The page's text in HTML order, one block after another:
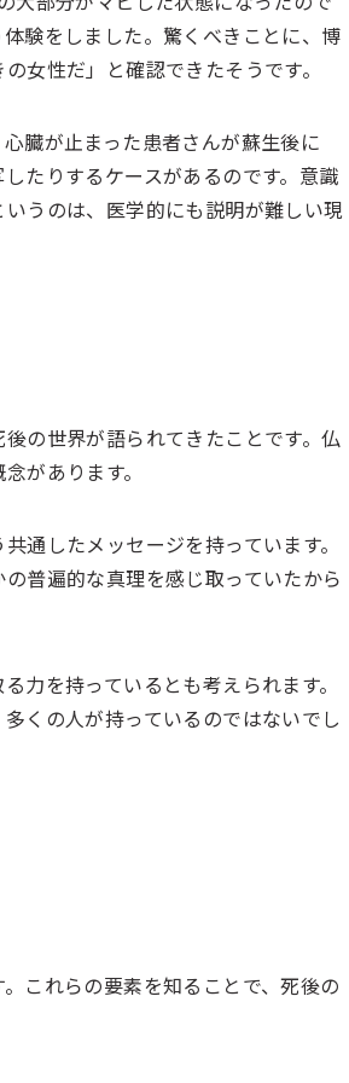
験をしました。驚くべきことに、博
女性だ」と確認できたそうです。
臓が止まった患者さんが蘇生後に
たりするケースがあるのです。意識
うのは、医学的にも説明が難しい現
の世界が語られてきたことです。仏
があります。
通したメッセージを持っています。
普遍的な真理を感じ取っていたから
力を持っているとも考えられます。
くの人が持っているのではないでし
これらの要素を知ることで、死後の